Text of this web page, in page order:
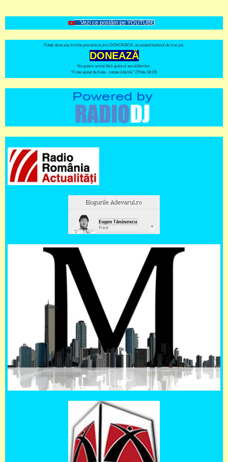
Vezi ce postăm pe YOUTUBE
Puteți dona sau trimite pomelnice prin DONORBOX, accesând butonul de mai jos.
DONEAZĂ
Nu putem emite fără ajutorul ascultătorilor.
"Frate ajutat de frate - cetate întărită." (Pilde 18:19)